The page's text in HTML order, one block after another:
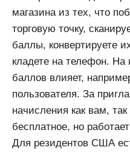
магазина из тех, что
торговую точку,
баллы, конвертируете
кладете на телефон. На
баллов влияет,
пользователя. За
начисления как вам,
бесплатное, но
Для резидентов США